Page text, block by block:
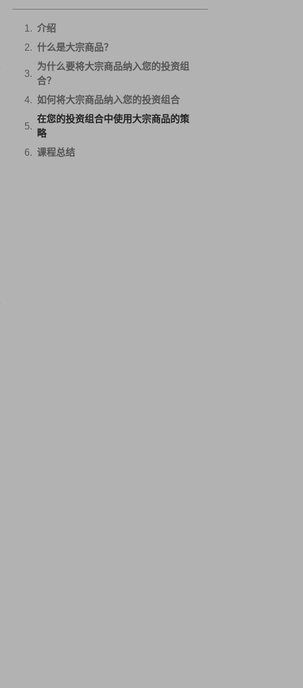
介绍
什么是大宗商品？
为什么要将大宗商品纳入您的投资组
合？
如何将大宗商品纳入您的投资组合
在您的投资组合中使用大宗商品的策
略
课程总结